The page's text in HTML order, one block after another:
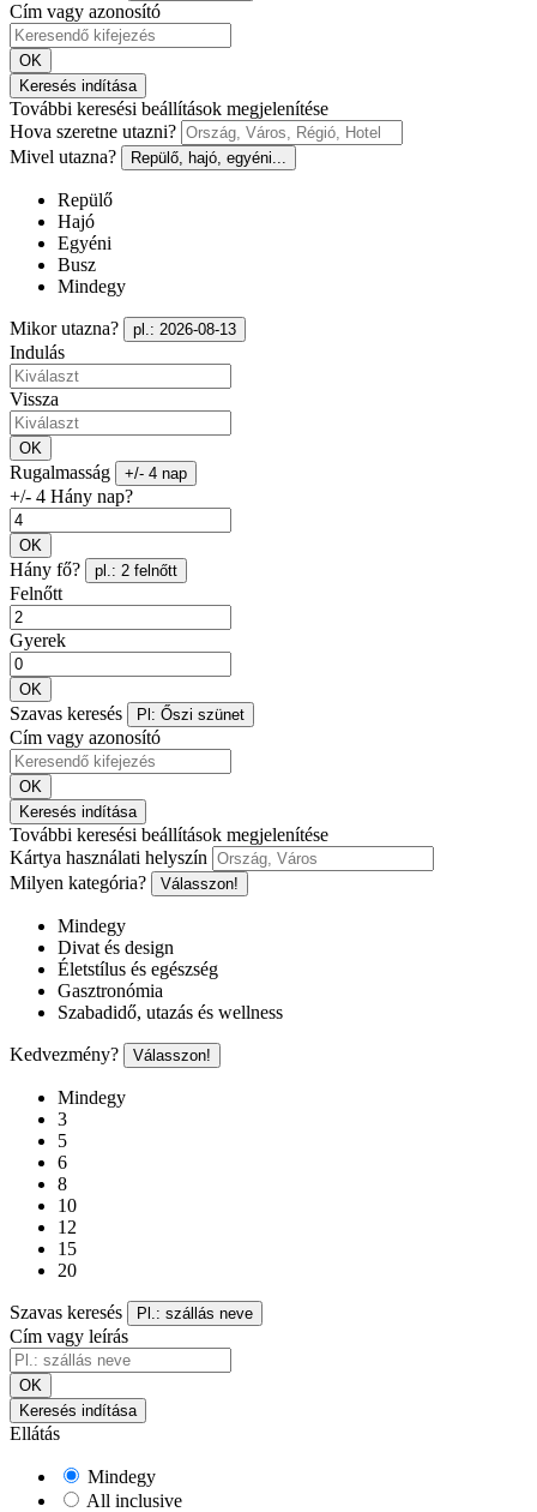
Cím vagy azonosító
OK
Keresés indítása
További keresési beállítások megjelenítése
Hova szeretne utazni?
Mivel utazna?
Repülő, hajó, egyéni...
Repülő
Hajó
Egyéni
Busz
Mindegy
Mikor utazna? pl.: 2026-08-13
Indulás
Vissza
OK
Rugalmasság +/- 4 nap
+/- 4 Hány nap?
OK
Hány fő? pl.: 2 felnőtt
Felnőtt
Gyerek
OK
Szavas keresés Pl: Őszi szünet
Cím vagy azonosító
OK
Keresés indítása
További keresési beállítások megjelenítése
Kártya használati helyszín
Milyen kategória?
Válasszon!
Mindegy
Divat és design
Életstílus és egészség
Gasztronómia
Szabadidő, utazás és wellness
Kedvezmény? Válasszon!
Mindegy
3
5
6
8
10
12
15
20
Szavas keresés Pl.: szállás neve
Cím vagy leírás
OK
Keresés indítása
Ellátás
Mindegy
All inclusive